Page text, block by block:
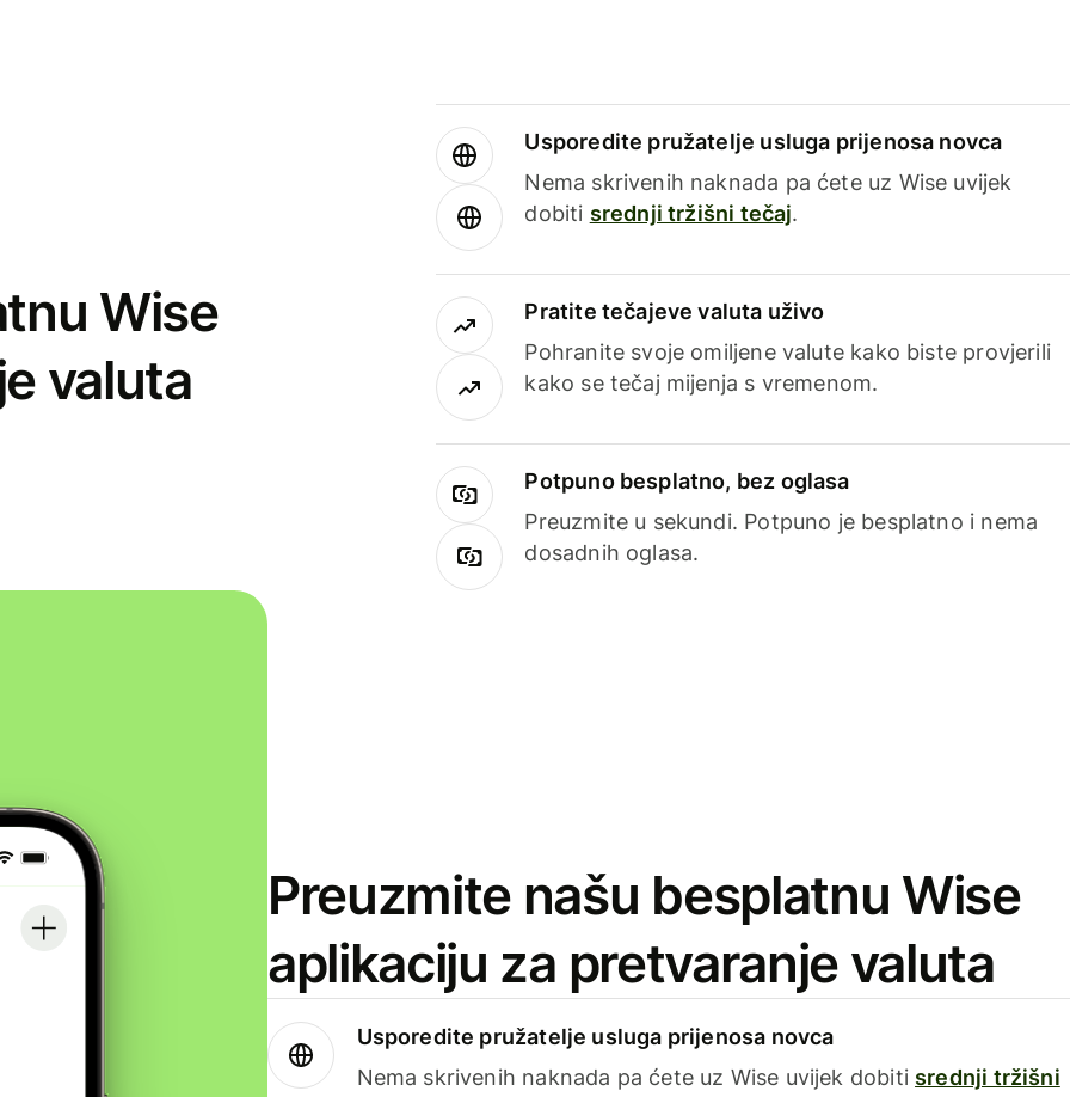
Wise
valuta
Usporedite pružatelje usluga prijenosa novca
Nema skrivenih naknada pa ćete uz Wise uvijek
dobiti srednji tržišni tečaj.
Pratite tečajeve valuta uživo
Pohranite svoje omiljene valute kako biste provjerili
kako se tečaj mijenja s vremenom.
Potpuno besplatno, bez oglasa
Preuzmite u sekundi. Potpuno je besplatno i nema
dosadnih oglasa.
Preuzmite našu besplatnu Wise
aplikaciju za pretvaranje valuta
Usporedite pružatelje usluga prijenosa novca
Nema skrivenih naknada pa ćete uz Wise uvijek dobiti srednji tržišni